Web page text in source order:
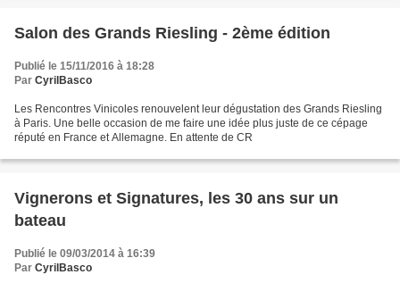
Salon des Grands Riesling - 2ème édition
Publié le 15/11/2016 à 18:28
Par CyrilBasco
Les Rencontres Vinicoles renouvelent leur dégustation des Grands Riesling
à Paris. Une belle occasion de me faire une idée plus juste de ce cépage
réputé en France et Allemagne. En attente de CR
Vignerons et Signatures, les 30 ans sur un
bateau
Publié le 09/03/2014 à 16:39
Par CyrilBasco